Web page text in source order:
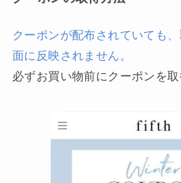
クーポンが配布されていても
面に反映されません。
必ずお買い物前にクーポンを取